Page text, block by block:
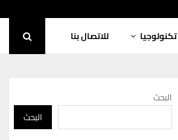
تكنولوجيا للاتصال بنا
البحث
البحث